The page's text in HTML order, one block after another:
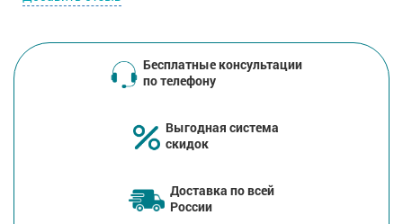
Бесплатные консультации
по телефону
Выгодная система
скидок
Доставка по всей
России